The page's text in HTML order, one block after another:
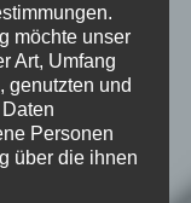
möchte unser
Art, Umfang
genutzten und
Personen
über die ihnen